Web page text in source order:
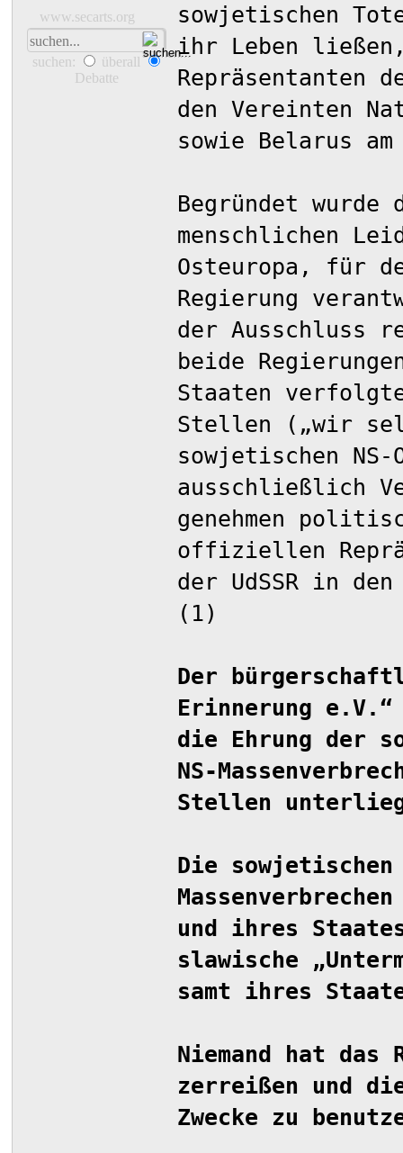
www.secarts.org
suchen:
überall
Debatte
sowjetischen
ihr Leben
Repräsentanten
den Vereinten
sowie Belarus
Begründet wurde
menschlichen
Osteuropa, für
Regierung
der Ausschluss
beide
Staaten
Stellen („wir
sowjetischen
ausschließlich
genehmen
offiziellen
der UdSSR in
(1)
Der
Erinnerung
die Ehrung der
NS-
Stellen
Die sowjetischen
und ihres
slawische
samt ihres
Niemand hat das
zerreißen und
Zwecke zu